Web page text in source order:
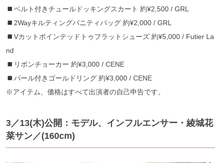
ベルト付きチュールドッキングスカート 約¥2,500 / GRL
2Wayキルティングバニティバッグ 約¥2,000 / GRL
Vカットポインテッドトゥフラットシューズ 約¥5,000 / Futier La
nd
リボンチョーカー 約¥3,000 / CENE
パール付きゴールドリング 約¥3,000 / CENE
※アイテム、価格はすべて出演者の自己申告です。
3／13(木)公開：モデル、インフルエンサー・綾城花
菜サン ／(160cm)